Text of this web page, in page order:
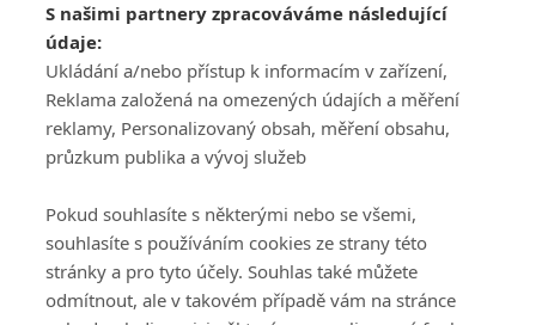
S našimi partnery zpracováváme následující
údaje:
Ukládání a/nebo přístup k informacím v zařízení,
Reklama založená na omezených údajích a měření
reklamy, Personalizovaný obsah, měření obsahu,
průzkum publika a vývoj služeb
Pokud souhlasíte s některými nebo se všemi,
souhlasíte s používáním cookies ze strany této
stránky a pro tyto účely. Souhlas také můžete
odmítnout, ale v takovém případě vám na stránce
Všeobecné obchodní
podmínky služby
GolfExtra.cz Premium
Podmínky zpracování
osobních údajů při
GolfExtra
Ceník GolfExtra.cz
Premium
Doporučené odkazy
ATV CZ, s.r.o.
140 00 Praha 4